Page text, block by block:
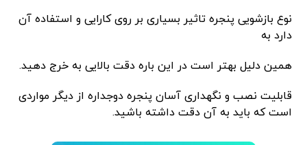
نوع بازشویی پنجره تاثیر بسیاری بر روی کارایی و استفاده آن
دارد به
همین دلیل بهتر است در این باره دقت بالایی به خرج دهید.
قابلیت نصب و نگهداری آسان پنجره دوجداره از دیگر مواردی
است که باید به آن دقت داشته باشید.